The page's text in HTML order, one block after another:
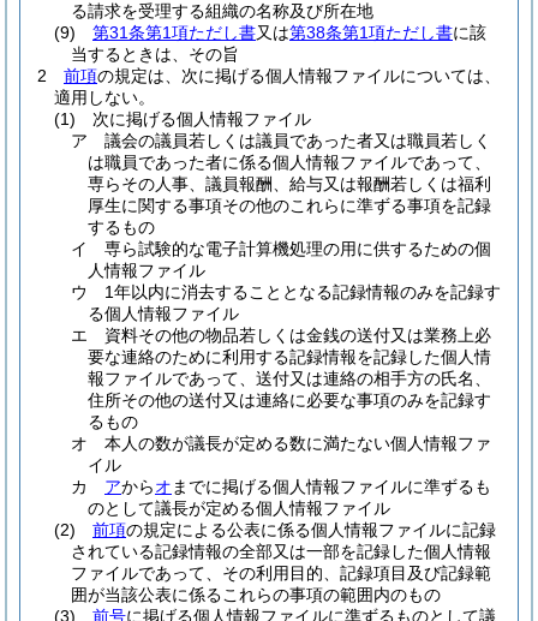
る請求を受理する組織の名称及び所在地
(9)
第31条第1項ただし書又は第38条第1項ただし書に該
当するときは、その旨
2
前項の規定は、次に掲げる個人情報ファイルについては、
適用しない。
(1)
次に掲げる個人情報ファイル
ア
議会の議員若しくは議員であった者又は職員若しく
は職員であった者に係る個人情報ファイルであって、
専らその人事、議員報酬、給与又は報酬若しくは福利
厚生に関する事項その他のこれらに準ずる事項を記録
するもの
イ
専ら試験的な電子計算機処理の用に供するための個
人情報ファイル
ウ
1年以内に消去することとなる記録情報のみを記録す
る個人情報ファイル
エ
資料その他の物品若しくは金銭の送付又は業務上必
要な連絡のために利用する記録情報を記録した個人情
報ファイルであって、送付又は連絡の相手方の氏名、
住所その他の送付又は連絡に必要な事項のみを記録す
るもの
オ
本人の数が議長が定める数に満たない個人情報ファ
イル
カ
アからオ までに掲げる個人情報ファイルに準ずるも
のとして議長が定める個人情報ファイル
(2)
前項の規定による公表に係る個人情報ファイルに記録
されている記録情報の全部又は一部を記録した個人情報
ファイルであって、その利用目的、記録項目及び記録範
囲が当該公表に係るこれらの事項の範囲内のもの
(3)
前号に掲げる個人情報ファイルに準ずるものとして議